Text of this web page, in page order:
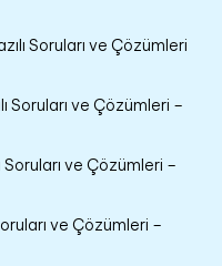
Soruları ve Çözümleri
Soruları ve Çözümleri –
Soruları ve Çözümleri –
ve Çözümleri –